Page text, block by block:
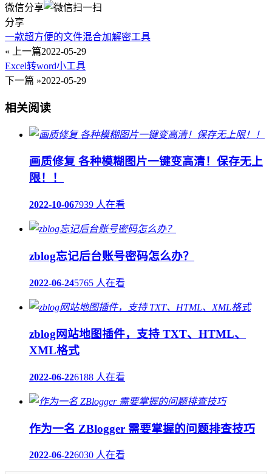
微信分享
分享
一款超方便的文件混合加解密工具
« 上一篇2022-05-29
Excel转word小工具
下一篇 »2022-05-29
相关阅读
画质修复 各种模糊图片一键变高清！保存无上
限！！
2022-10-067939 人在看
zblog忘记后台账号密码怎么办？
2022-06-245765 人在看
zblog网站地图插件，支持 TXT、HTML、
XML格式
2022-06-226188 人在看
作为一名 ZBlogger 需要掌握的问题排查技巧
2022-06-226030 人在看